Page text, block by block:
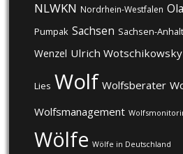
NLWKN Nordrhein-Westfalen
Pumpak Sachsen Sachsen-Anhalt
Wenzel Ulrich Wotschikowsky
Lies Wolf Wolfsberater
Wolfsmanagement
Wölfe Wölfe in Deutschland